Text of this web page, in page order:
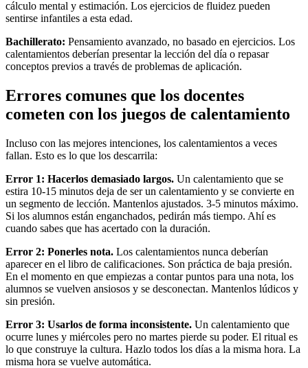
cálculo mental y estimación. Los ejercicios de fluidez pueden
sentirse infantiles a esta edad.
Bachillerato: Pensamiento avanzado, no basado en ejercicios. Los
calentamientos deberían presentar la lección del día o repasar
conceptos previos a través de problemas de aplicación.
Errores comunes que los docentes
cometen con los juegos de calentamiento
Incluso con las mejores intenciones, los calentamientos a veces
fallan. Esto es lo que los descarrila:
Error 1: Hacerlos demasiado largos. Un calentamiento que se
estira 10-15 minutos deja de ser un calentamiento y se convierte en
un segmento de lección. Mantenlos ajustados. 3-5 minutos máximo.
Si los alumnos están enganchados, pedirán más tiempo. Ahí es
cuando sabes que has acertado con la duración.
Error 2: Ponerles nota. Los calentamientos nunca deberían
aparecer en el libro de calificaciones. Son práctica de baja presión.
En el momento en que empiezas a contar puntos para una nota, los
alumnos se vuelven ansiosos y se desconectan. Mantenlos lúdicos y
sin presión.
Error 3: Usarlos de forma inconsistente. Un calentamiento que
ocurre lunes y miércoles pero no martes pierde su poder. El ritual es
lo que construye la cultura. Hazlo todos los días a la misma hora. La
misma hora se vuelve automática.